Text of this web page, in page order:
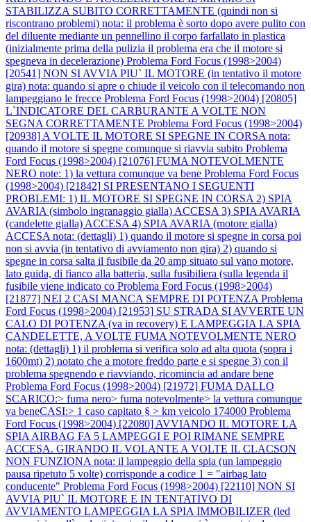
STABILIZZA SUBITO CORRETTAMENTE (quindi non si
riscontrano problemi) nota: il problema è sorto dopo avere pulito con
del diluente mediante un pennellino il corpo farfallato in plastica
(inizialmente prima della pulizia il problema era che il motore si
spegneva in decelerazione) Problema Ford Focus (1998>2004)
[20541] NON SI AVVIA PIU` IL MOTORE (in tentativo il motore
gira) nota: quando si apre o chiude il veicolo con il telecomando non
lampeggiano le frecce Problema Ford Focus (1998>2004) [20805]
L`INDICATORE DEL CARBURANTE A VOLTE NON
SEGNA CORRETTAMENTE Problema Ford Focus (1998>2004)
[20938] A VOLTE IL MOTORE SI SPEGNE IN CORSA nota:
quando il motore si spegne comunque si riavvia subito Problema
Ford Focus (1998>2004) [21076] FUMA NOTEVOLMENTE
NERO note: 1) la vettura comunque va bene Problema Ford Focus
(1998>2004) [21842] SI PRESENTANO I SEGUENTI
PROBLEMI: 1) IL MOTORE SI SPEGNE IN CORSA 2) SPIA
AVARIA (simbolo ingranaggio gialla) ACCESA 3) SPIA AVARIA
(candelette gialla) ACCESA 4) SPIA AVARIA (motore gialla)
ACCESA nota: (dettagli) 1) quando il motore si spegne in corsa poi
non si avvia (in tentativo di avviamento non gira) 2) quando si
spegne in corsa salta il fusibile da 20 amp situato sul vano motore,
lato guida, di fianco alla batteria, sulla fusibiliera (sulla legenda il
fusibile viene indicato co Problema Ford Focus (1998>2004)
[21877] NEI 2 CASI MANCA SEMPRE DI POTENZA Problema
Ford Focus (1998>2004) [21953] SU STRADA SI AVVERTE UN
CALO DI POTENZA (va in recovery) E LAMPEGGIA LA SPIA
CANDELETTE, A VOLTE FUMA NOTEVOLMENTE NERO
nota: (dettagli) 1) il problema si verifica solo ad alta quota (sopra i
1600mt) 2) notato che a motore freddo parte e si spegne 3) con il
problema spegnendo e riavviando, ricomincia ad andare bene
Problema Ford Focus (1998>2004) [21972] FUMA DALLO
SCARICO:> fuma nero> fuma notevolmente> la vettura comunque
va beneCASI:> 1 caso capitato § > km veicolo 174000 Problema
Ford Focus (1998>2004) [22080] AVVIANDO IL MOTORE LA
SPIA AIRBAG FA 5 LAMPEGGI E POI RIMANE SEMPRE
ACCESA. GIRANDO IL VOLANTE A VOLTE IL CLACSON
NON FUNZIONA nota: il lampeggio della spia (un lampeggio
pausa ripetuto 5 volte) corrisponde a codice 1 = "airbag lato
conducente" Problema Ford Focus (1998>2004) [22110] NON SI
AVVIA PIU` IL MOTORE E IN TENTATIVO DI
AVVIAMENTO LAMPEGGIA LA SPIA IMMOBILIZER (led